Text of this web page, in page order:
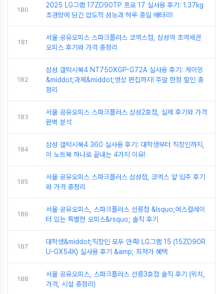
180
2025 LG그램 17ZD90TP 프로 17 실사용 후기: 1.37kg
초경량에 담긴 압도적 성능과 하루 종일 배터리!
181
서울 공유오피스 스파크플러스 코엑스점, 삼성역 초역세권
오피스 후기와 가격 총정리
182
삼성 갤럭시북4 NT750XGP-G72A 실사용 후기: 게이밍
&middot;과제&middot;영상 편집까지! 주말 한정 할인 총
정리
183
서울 공유오피스 스파크플러스 삼성2호점, 실제 후기와 가격
완벽 분석
184
삼성 갤럭시북4 360 실사용 후기: 대학생부터 직장인까지,
이 노트북 하나로 끝내는 4가지 이유!
185
서울 공유오피스 스파크플러스 삼성점, 코엑스 앞 입주 후기
와 가격 총정리
186
서울 공유오피스, 스파크플러스 선릉점 &lsquo;에스컬레이
터 있는 특별한 오피스&rsquo; 솔직 후기
187
대학생&middot;직장인 모두 만족! LG그램 15 (15ZD90R
U-GX54K) 실사용 후기 &amp; 최저가 혜택
188
서울 공유오피스, 스파크플러스 선릉3호점 솔직 후기 (위치,
가격, 시설 총정리)